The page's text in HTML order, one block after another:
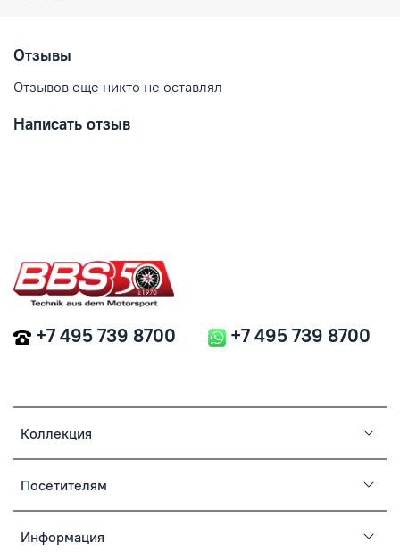
Отзывы
Отзывов еще никто не оставлял
Написать отзыв
Коллекция
Посетителям
Информация
+7 495 739 8700 +7 495 739 8700